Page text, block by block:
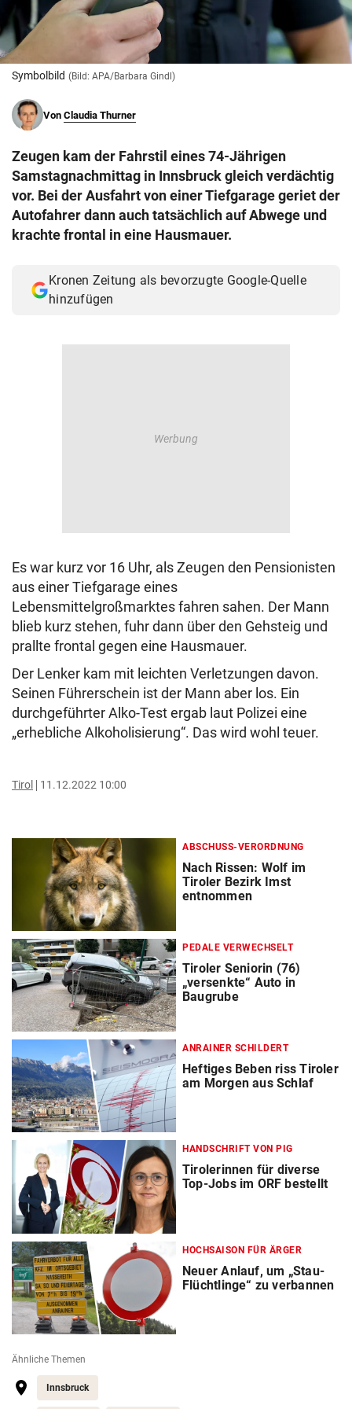
© Krone Multimedia GmbH & Co KG 2026
Muthgasse 2, 1190 Wien
Symbolbild (Bild: APA/Barbara Gindl)
Von Claudia Thurner
Zeugen kam der Fahrstil eines 74-Jährigen
Samstagnachmittag in Innsbruck gleich verdächtig
vor. Bei der Ausfahrt von einer Tiefgarage geriet der
Autofahrer dann auch tatsächlich auf Abwege und
krachte frontal in eine Hausmauer.
Kronen Zeitung als bevorzugte Google-Quelle
hinzufügen
Es war kurz vor 16 Uhr, als Zeugen den Pensionisten
aus einer Tiefgarage eines
Lebensmittelgroßmarktes fahren sahen. Der Mann
blieb kurz stehen, fuhr dann über den Gehsteig und
prallte frontal gegen eine Hausmauer.
Der Lenker kam mit leichten Verletzungen davon.
Seinen Führerschein ist der Mann aber los. Ein
durchgeführter Alko-Test ergab laut Polizei eine
„erhebliche Alkoholisierung“. Das wird wohl teuer.
Tirol 11.12.2022 10:00
ABSCHUSS-VERORDNUNG
Nach Rissen: Wolf im
Tiroler Bezirk Imst
entnommen
PEDALE VERWECHSELT
Tiroler Seniorin (76)
„versenkte“ Auto in
Baugrube
ANRAINER SCHILDERT
Heftiges Beben riss Tiroler
am Morgen aus Schlaf
HANDSCHRIFT VON PIG
Tirolerinnen für diverse
Top-Jobs im ORF bestellt
HOCHSAISON FÜR ÄRGER
Neuer Anlauf, um „Stau-
Flüchtlinge“ zu verbannen
Ähnliche Themen
Innsbruck